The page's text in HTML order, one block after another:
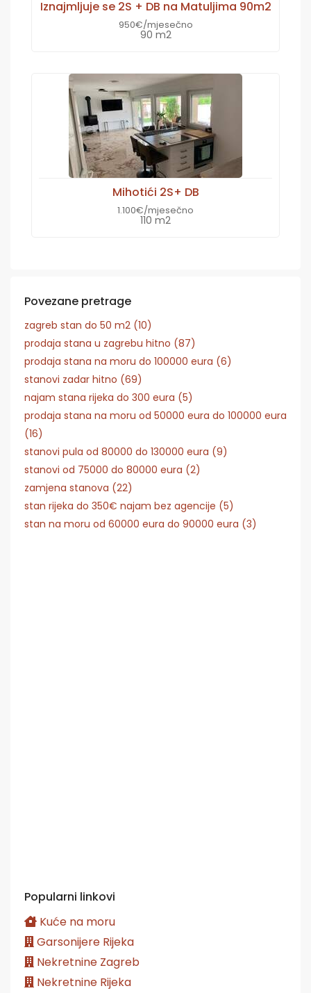
Iznajmljuje se 2S + DB na Matuljima 90m2
950€/mjesečno
90 m2
Mihotići 2S+ DB
1.100€/mjesečno
110 m2
Povezane pretrage
zagreb stan do 50 m2 (10)
prodaja stana u zagrebu hitno (87)
prodaja stana na moru do 100000 eura (6)
stanovi zadar hitno (69)
najam stana rijeka do 300 eura (5)
prodaja stana na moru od 50000 eura do 100000 eura
(16)
stanovi pula od 80000 do 130000 eura (9)
stanovi od 75000 do 80000 eura (2)
zamjena stanova (22)
stan rijeka do 350€ najam bez agencije (5)
stan na moru od 60000 eura do 90000 eura (3)
Popularni linkovi
Kuće na moru
Garsonijere Rijeka
Nekretnine Zagreb
Nekretnine Rijeka